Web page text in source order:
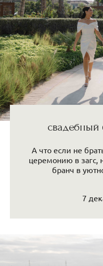
свадебный
А что если не
церемонию в загс,
бранч в
7